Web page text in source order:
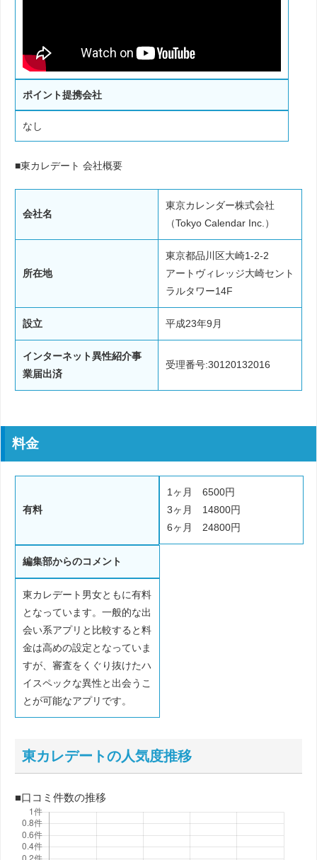
ポイント提携会社
なし
■東カレデート 会社概要
会社名
東京カレンダー株式会社
（Tokyo Calendar Inc.）
所在地
東京都品川区大崎1-2-2
アートヴィレッジ大崎セント
ラルタワー14F
設立 平成23年9月
インターネット異性紹介事
業届出済
受理番号:30120132016
料金
有料
1ヶ月 6500円
3ヶ月 14800円
6ヶ月 24800円
編集部からのコメント
東カレデート男女ともに有料
となっています。一般的な出
会い系アプリと比較すると料
金は高めの設定となっていま
すが、審査をくぐり抜けたハ
イスペックな異性と出会うこ
とが可能なアプリです。
東カレデートの人気度推移
■口コミ件数の推移